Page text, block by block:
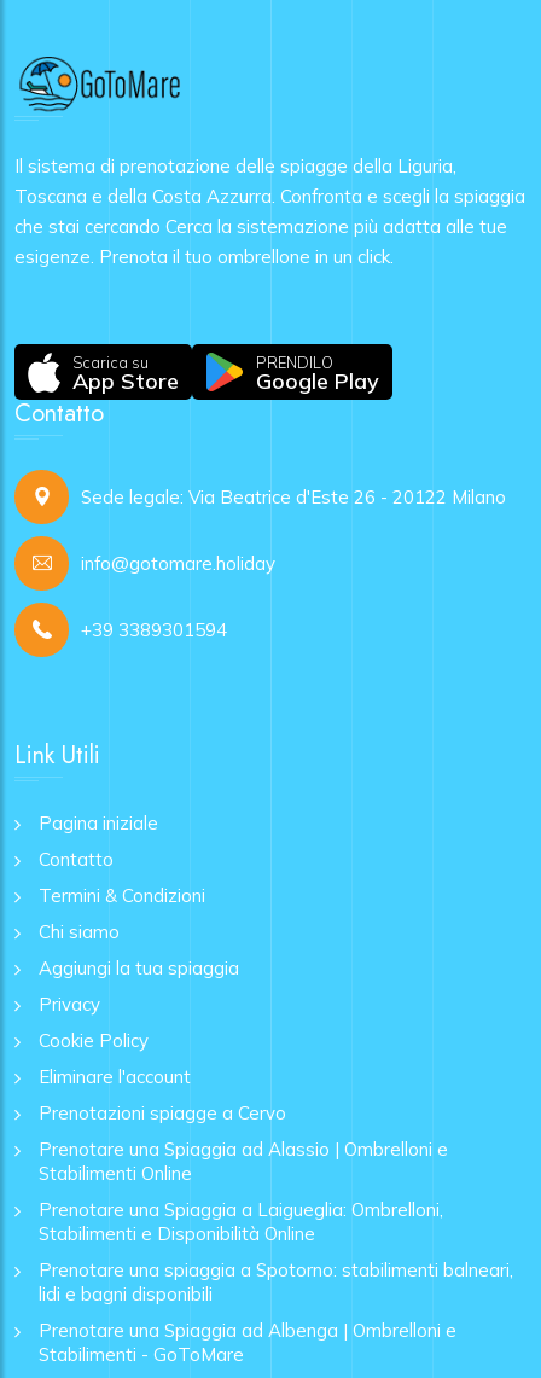
Il sistema di prenotazione delle spiagge della Liguria,
Toscana e della Costa Azzurra. Confronta e scegli la spiaggia
che stai cercando Cerca la sistemazione più adatta alle tue
esigenze. Prenota il tuo ombrellone in un click.
Scarica su
App Store
PRENDILO
Google Play
Contatto
Sede legale: Via Beatrice d'Este 26 - 20122 Milano
info@gotomare.holiday
+39 3389301594
Link Utili
Pagina iniziale
Contatto
Termini & Condizioni
Chi siamo
Aggiungi la tua spiaggia
Privacy
Cookie Policy
Eliminare l'account
Prenotazioni spiagge a Cervo
Prenotare una Spiaggia ad Alassio | Ombrelloni e
Stabilimenti Online
Prenotare una Spiaggia a Laigueglia: Ombrelloni,
Stabilimenti e Disponibilità Online
Prenotare una spiaggia a Spotorno: stabilimenti balneari,
lidi e bagni disponibili
Prenotare una Spiaggia ad Albenga | Ombrelloni e
Stabilimenti - GoToMare